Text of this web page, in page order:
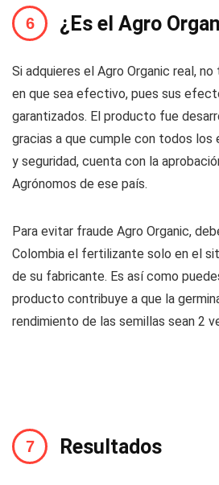
¿Es el Agro
Si adquieres el Agro Organic real,
en que sea efectivo, pues sus
garantizados. El producto fue
gracias a que cumple con todos los
y seguridad, cuenta con la
Agrónomos de ese país.
Para evitar fraude Agro Organic,
Colombia el fertilizante solo en el
de su fabricante. Es así como
producto contribuye a que la
rendimiento de las semillas sean 2
Resultados